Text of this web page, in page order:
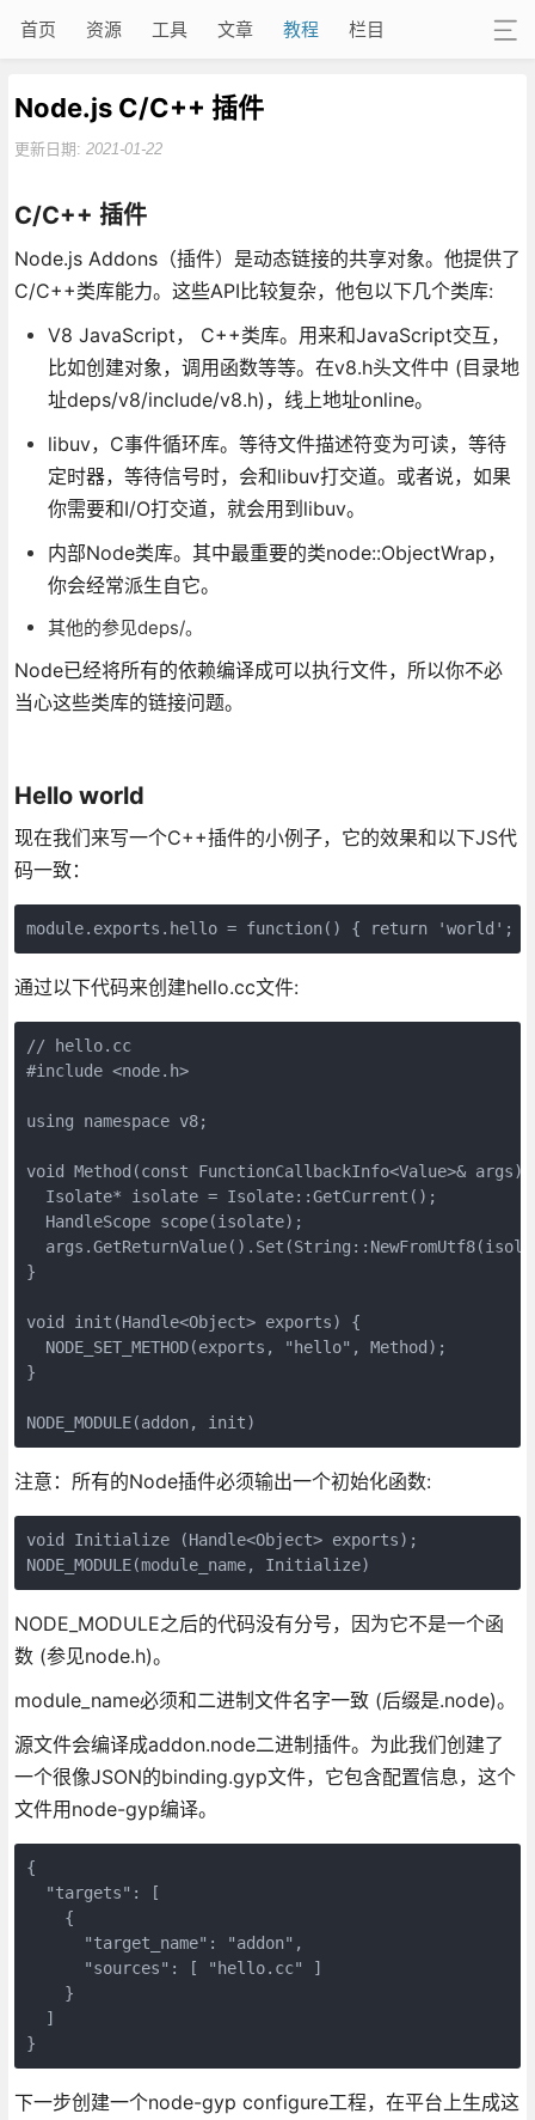
首页 资源 工具 文章 教程 栏目
Node.js C/C++ 插件
更新日期: 2021-01-22
C/C++ 插件
Node.js Addons（插件）是动态链接的共享对象。他提供了
C/C++类库能力。这些API比较复杂，他包以下几个类库:
V8 JavaScript， C++类库。用来和JavaScript交互，
比如创建对象，调用函数等等。在v8.h头文件中 (目录地
址deps/v8/include/v8.h)，线上地址online。
libuv，C事件循环库。等待文件描述符变为可读，等待
定时器，等待信号时，会和libuv打交道。或者说，如果
你需要和I/O打交道，就会用到libuv。
内部Node类库。其中最重要的类node::ObjectWrap，
你会经常派生自它。
其他的参见deps/。
Node已经将所有的依赖编译成可以执行文件，所以你不必
当心这些类库的链接问题。
Hello world
现在我们来写一个C++插件的小例子，它的效果和以下JS代
码一致：
module.exports.hello = function() { return 'world';
通过以下代码来创建hello.cc文件:
// hello.cc
#include <node.h>
using namespace v8;
void Method(const FunctionCallbackInfo<Value>& args)
  Isolate* isolate = Isolate::GetCurrent();
  HandleScope scope(isolate);
}
void init(Handle<Object> exports) {
  NODE_SET_METHOD(exports, "hello", Method);
}
NODE_MODULE(addon, init)
注意：所有的Node插件必须输出一个初始化函数:
void Initialize (Handle<Object> exports);
NODE_MODULE(module_name, Initialize)
NODE_MODULE之后的代码没有分号，因为它不是一个函
数 (参见node.h)。
module_name必须和二进制文件名字一致 (后缀是.node)。
源文件会编译成addon.node二进制插件。为此我们创建了
一个很像JSON的binding.gyp文件，它包含配置信息，这个
文件用node-gyp编译。
{
  "targets": [
    {
      "target_name": "addon",
      "sources": [ "hello.cc" ]
    }
  ]
}
下一步创建一个node-gyp configure工程，在平台上生成这